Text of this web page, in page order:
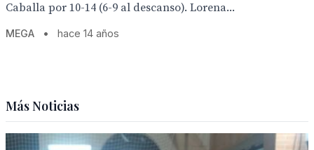
Caballa por 10-14 (6-9 al descanso). Lorena...
MEGA • hace 14 años
Más Noticias